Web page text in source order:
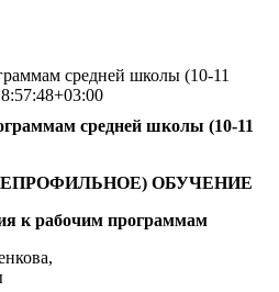
средней школы (10-11
средней школы (10-11
ОБУЧЕНИЕ
к рабочим программам